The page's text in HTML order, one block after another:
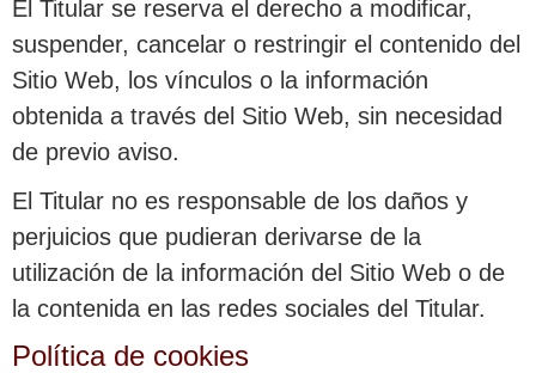
El Titular se reserva el derecho a modificar,
suspender, cancelar o restringir el contenido del
Sitio Web, los vínculos o la información
obtenida a través del Sitio Web, sin necesidad
de previo aviso.
El Titular no es responsable de los daños y
perjuicios que pudieran derivarse de la
utilización de la información del Sitio Web o de
la contenida en las redes sociales del Titular.
Política de cookies